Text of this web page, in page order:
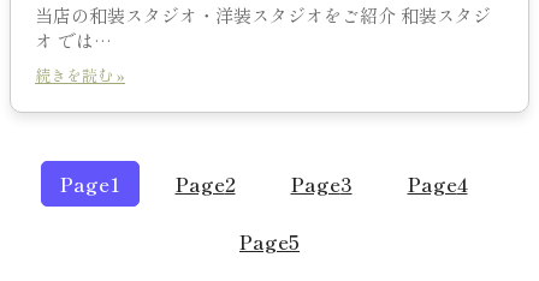
当店の和装スタジオ・洋装スタジオをご紹介 和装スタジ
オ では…
続きを読む »
Page1 Page2 Page3 Page4
Page5